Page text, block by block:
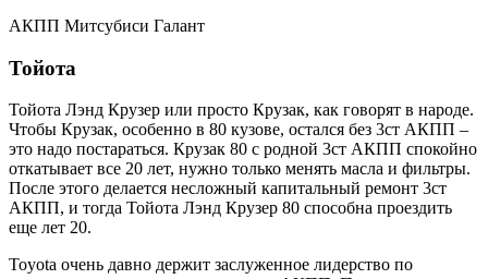
АКПП Митсубиси Галант
Тойота
Тойота Лэнд Крузер или просто Крузак, как говорят в народе.
Чтобы Крузак, особенно в 80 кузове, остался без 3ст АКПП –
это надо постараться. Крузак 80 с родной 3ст АКПП спокойно
откатывает все 20 лет, нужно только менять масла и фильтры.
После этого делается несложный капитальный ремонт 3ст
АКПП, и тогда Тойота Лэнд Крузер 80 способна проездить
еще лет 20.
Toyota очень давно держит заслуженное лидерство по